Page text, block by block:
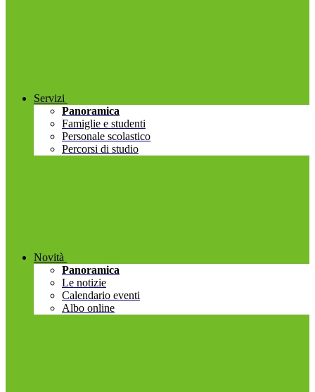
Servizi
Panoramica
Famiglie e studenti
Personale scolastico
Percorsi di studio
Novità
Panoramica
Le notizie
Calendario eventi
Albo online